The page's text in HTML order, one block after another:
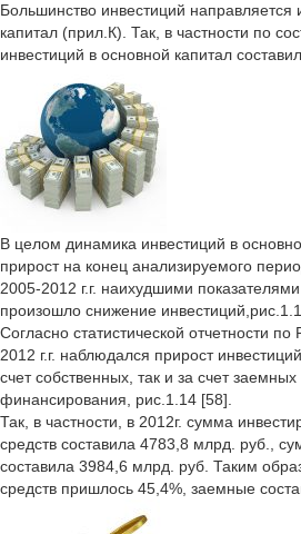
Большинство инвестиций направляется
капитал (прил.К). Так, в частности по
инвестиций в основной капитал
В целом динамика инвестиций в
прирост на конец анализируемого
2005-2012 г.г. наихудшими показателями
произошло снижение
Согласно статистической отчетности
2012 г.г. наблюдался прирост
счет собственных, так и за счет заемных
финансирования, рис.1.14 [58].
Так, в частности, в 2012г. сумма
средств составила 4783,8 млрд. руб.,
составила 3984,6 млрд. руб. Таким
средств пришлось 45,4%, заемные